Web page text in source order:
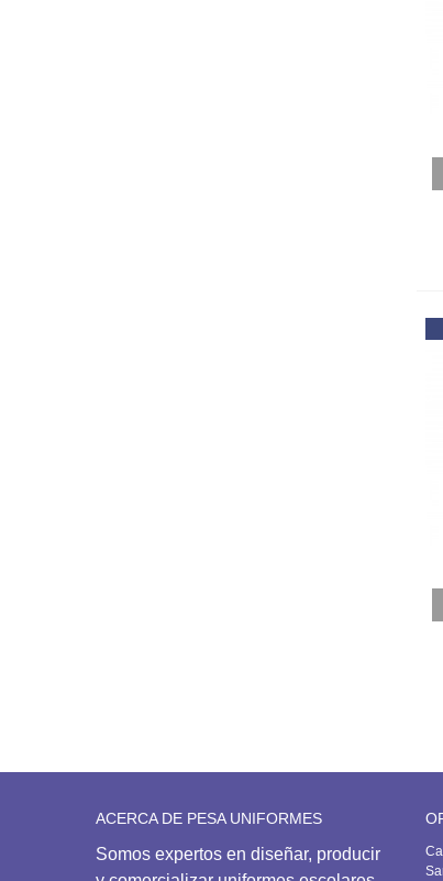
ACERCA DE PESA UNIFORMES
Somos expertos en diseñar, producir